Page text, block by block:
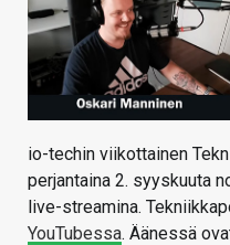
HAKU
io-techin viikottainen
perjantaina 2. syyskuuta
live-streamina.
YouTubessa. Äänessä